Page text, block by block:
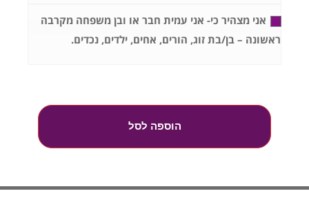
אני מצהיר כי- אני עמית חבר או ובן משפחה מקרבה
ראשונה – בן/בת זוג, הורים, אחים, ילדים, נכדים.
הוספה לסל